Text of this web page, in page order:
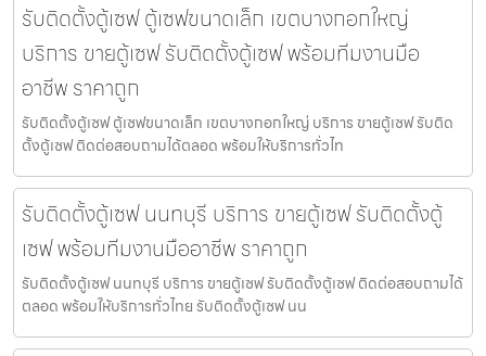
รับติดตั้งตู้เซฟ ตู้เซฟขนาดเล็ก เขตบางกอกใหญ่
บริการ ขายตู้เซฟ รับติดตั้งตู้เซฟ พร้อมทีมงานมือ
อาชีพ ราคาถูก
รับติดตั้งตู้เซฟ ตู้เซฟขนาดเล็ก เขตบางกอกใหญ่ บริการ ขายตู้เซฟ รับติด
ตั้งตู้เซฟ ติดต่อสอบถามได้ตลอด พร้อมให้บริการทั่วไท
รับติดตั้งตู้เซฟ นนทบุรี บริการ ขายตู้เซฟ รับติดตั้งตู้
เซฟ พร้อมทีมงานมืออาชีพ ราคาถูก
รับติดตั้งตู้เซฟ นนทบุรี บริการ ขายตู้เซฟ รับติดตั้งตู้เซฟ ติดต่อสอบถามได้
ตลอด พร้อมให้บริการทั่วไทย รับติดตั้งตู้เซฟ นน